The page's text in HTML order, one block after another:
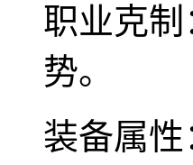
职业克
势。
装备属